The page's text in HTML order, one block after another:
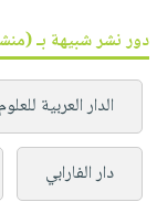
دور نشر شبيهة بـ
الدار العربية
دار الفارابي